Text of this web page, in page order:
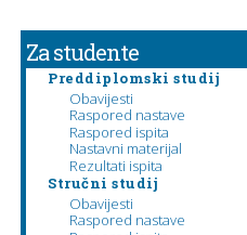
Za studente
Preddiplomski studij
Obavijesti
Raspored nastave
Raspored ispita
Nastavni materijal
Rezultati ispita
Stručni studij
Obavijesti
Raspored nastave